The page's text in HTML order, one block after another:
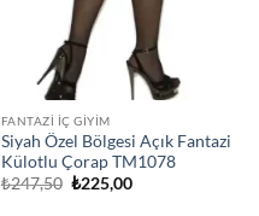
FANTAZI İÇ GIYIM
Siyah Özel Bölgesi Açık Fantazi
Külotlu Çorap TM1078
₺247,50 Orijinal
₺225,00Şu